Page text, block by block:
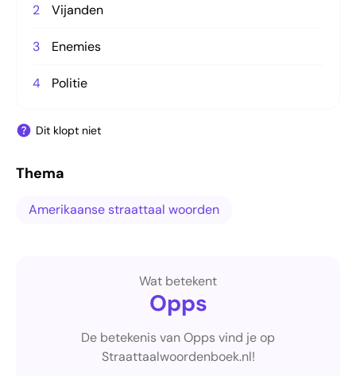
2 Vijanden
3 Enemies
4 Politie
Dit klopt niet
Thema
Amerikaanse straattaal woorden
Wat betekent
Opps
De betekenis van Opps vind je op
Straattaalwoordenboek.nl!